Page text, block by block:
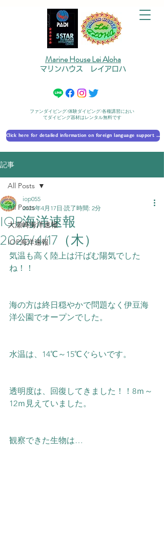
Marine House Lei Aloha
マリンハウス レイアロハ
ファンダイビング/体験ダイビング/各種講習におい
てダイビング器材はレンタル無料です
Click here for detailed information on foreign language support 外国語対応の詳細に​ついて
記事
All Posts
大瀬崎海洋速報
IOP海洋速報
All Posts
IOP海洋速報
2025/4/17（木）
iop055
2025年4月17日 読了時間: 2分
気温も高く陸上は汗ばむ陽気でした
ね！！
海の方は終日穏やかで問題なく伊豆海
洋公園でオープンでした。
水温は、14℃～15℃ぐらいです。
透明度は、回復してきました！！8ｍ～
12ｍ見えていました。
観察できた生物は…